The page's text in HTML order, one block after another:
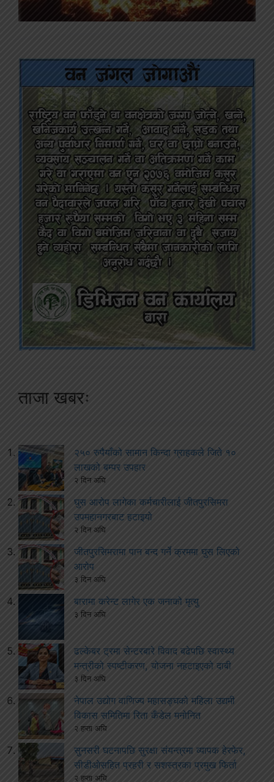
ताजा खबरः
२५० रुपैयाँको सामान किन्दा ग्राहकले जिते १०
लाखको बम्पर उपहार
२ दिन अघि
घुस आरोप लागेका कर्मचारीलाई जीतपुरसिमरा
उपमहानगरबाट हटाइयो
२ दिन अघि
जीतपुरसिमरामा पान बन्द गर्ने क्रममा घुस लिएको
आरोप
३ दिन अघि
बारामा करेन्ट लागेर एक जनाको मृत्यु
३ दिन अघि
ढल्केबर ट्रमा सेन्टरबारे विवाद बढेपछि स्वास्थ्य
मन्त्रीको स्पष्टीकरण, योजना नहटाइएको दाबी
३ दिन अघि
नेपाल उद्योग वाणिज्य महासङ्घको महिला उद्यमी
विकास समितिमा रिता कँडेल मनोनित
२ हप्ता अघि
सुनसरी घटनापछि सुरक्षा संयन्त्रमा व्यापक हेरफेर,
सीडीओसहित प्रहरी र सशस्त्रका प्रमुख फिर्ता
२ हप्ता अघि